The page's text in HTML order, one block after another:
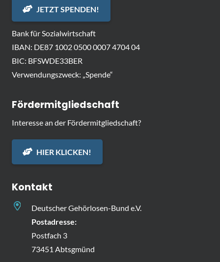
JETZT SPENDEN!
Bank für Sozialwirtschaft
IBAN: DE87 1002 0500 0007 4704 04
BIC: BFSWDE33BER
Verwendungszweck: „Spende“
Fördermitgliedschaft
Interesse an der Fördermitgliedschaft?
HIER KLICKEN!
Kontakt
Deutscher Gehörlosen-Bund e.V.
Postadresse:
Postfach 3
73451 Abtsgmünd